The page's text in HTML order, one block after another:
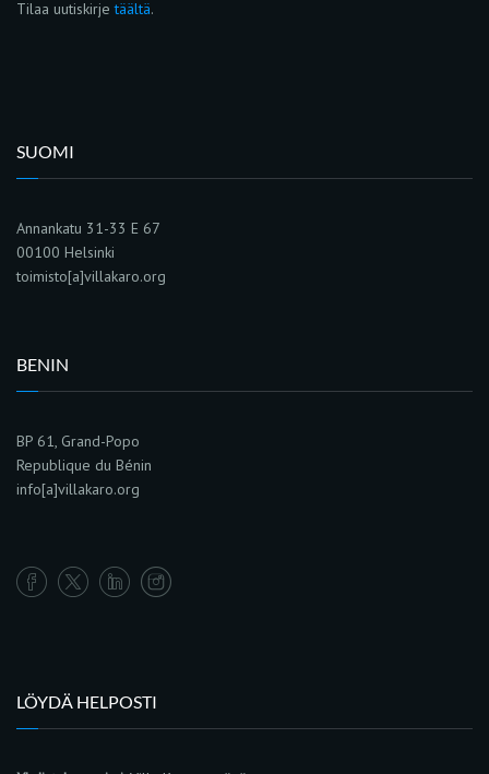
Tilaa uutiskirjetäältä.
SUOMI
Annankatu 31-33 E 67
00100 Helsinki
toimisto[a]villakaro.org
BENIN
BP 61, Grand-Popo
Republique du Bénin
info[a]villakaro.org
LÖYDÄ HELPOSTI